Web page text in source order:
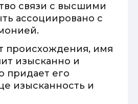
связи с высшими
ассоциировано с
происхождения, имя
изысканно и
придает его
изысканность и